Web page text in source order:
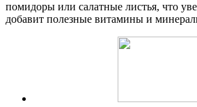
помидоры или салатные листья, что
добавит полезные витамины и